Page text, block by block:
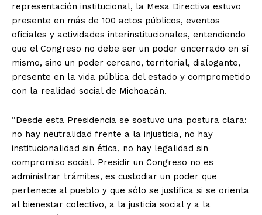
representación institucional, la Mesa Directiva estuvo
presente en más de 100 actos públicos, eventos
oficiales y actividades interinstitucionales, entendiendo
que el Congreso no debe ser un poder encerrado en sí
mismo, sino un poder cercano, territorial, dialogante,
presente en la vida pública del estado y comprometido
con la realidad social de Michoacán.
“Desde esta Presidencia se sostuvo una postura clara:
no hay neutralidad frente a la injusticia, no hay
institucionalidad sin ética, no hay legalidad sin
compromiso social. Presidir un Congreso no es
administrar trámites, es custodiar un poder que
pertenece al pueblo y que sólo se justifica si se orienta
al bienestar colectivo, a la justicia social y a la